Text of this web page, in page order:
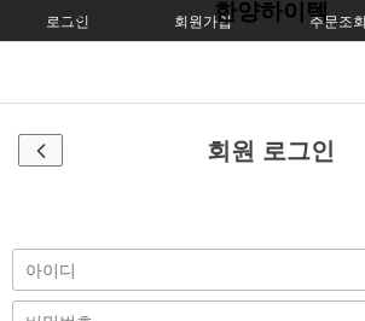
로그인 회원가입 주문조회
한양하이텍
회원 로그인